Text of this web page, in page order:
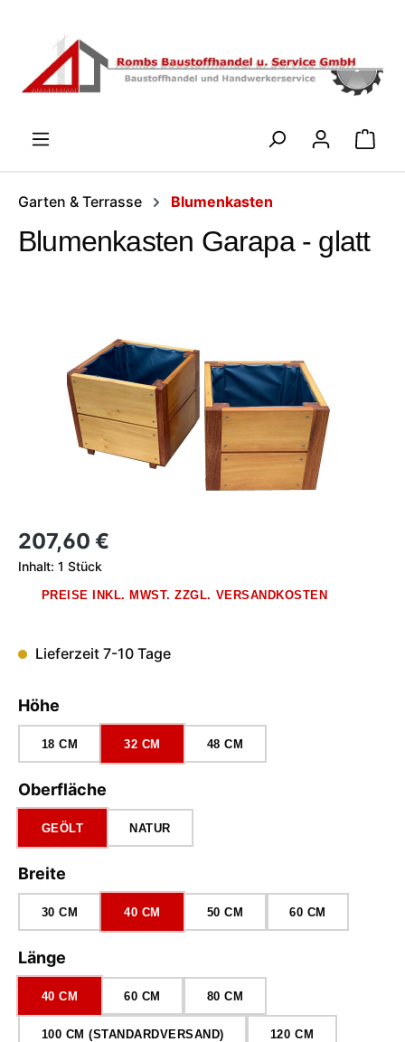
Garten & Terrasse Blumenkasten
Blumenkasten Garapa - glatt
Regulärer Preis:
207,60 €
Inhalt: 1 Stück
PREISE INKL. MWST. ZZGL. VERSANDKOSTEN
Lieferzeit 7-10 Tage
Höhe
18 CM 32 CM 48 CM
Oberfläche
GEÖLT NATUR
Breite
30 CM 40 CM 50 CM 60 CM
Länge
40 CM 60 CM 80 CM
100 CM (STANDARDVERSAND) 120 CM